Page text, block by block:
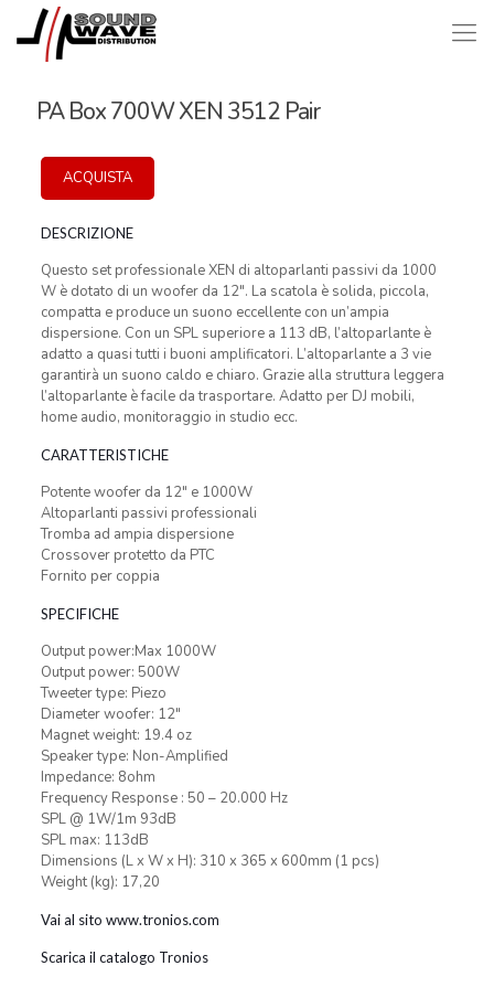
PA Box 700W XEN 3512 Pair
ACQUISTA
DESCRIZIONE
Questo set professionale XEN di altoparlanti passivi da 1000
W è dotato di un woofer da 12″. La scatola è solida, piccola,
compatta e produce un suono eccellente con un’ampia
dispersione. Con un SPL superiore a 113 dB, l’altoparlante è
adatto a quasi tutti i buoni amplificatori. L’altoparlante a 3 vie
garantirà un suono caldo e chiaro. Grazie alla struttura leggera
l’altoparlante è facile da trasportare. Adatto per DJ mobili,
home audio, monitoraggio in studio ecc.
CARATTERISTICHE
Potente woofer da 12″ e 1000W
Altoparlanti passivi professionali
Tromba ad ampia dispersione
Crossover protetto da PTC
Fornito per coppia
SPECIFICHE
Output power:Max 1000W
Output power: 500W
Tweeter type: Piezo
Diameter woofer: 12″
Magnet weight: 19.4 oz
Speaker type: Non-Amplified
Impedance: 8ohm
Frequency Response : 50 – 20.000 Hz
SPL @ 1W/1m 93dB
SPL max: 113dB
Dimensions (L x W x H): 310 x 365 x 600mm (1 pcs)
Weight (kg): 17,20
Vai al sito www.tronios.com
Scarica il catalogo Tronios